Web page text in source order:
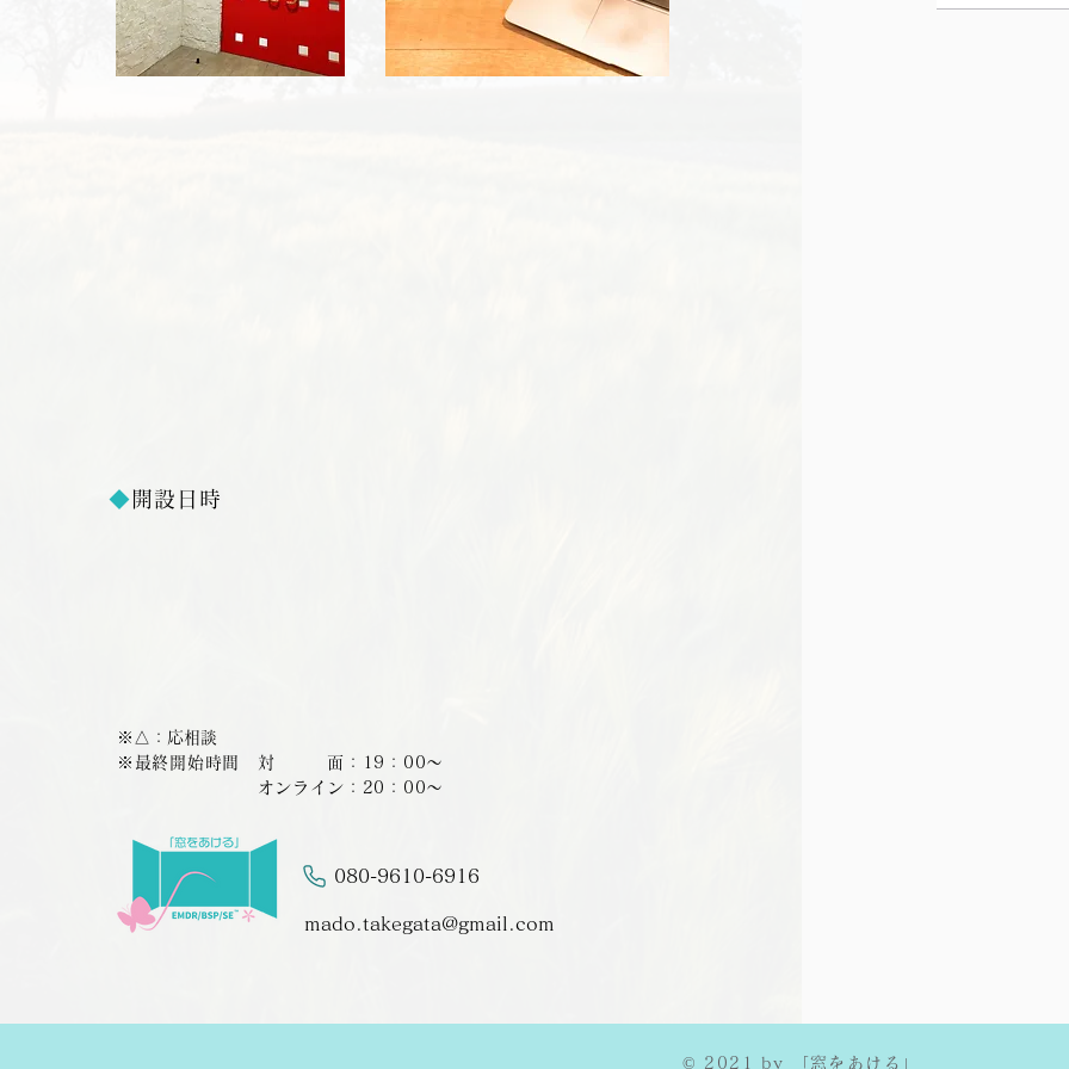
◆ 開設日時
​​※△：応相談
​※最終開始時間 対 面：19：00～
オンライン：20：00～
080-9610-6916
mado.takegata@gmail.com
© 2021 by 「窓をあける」